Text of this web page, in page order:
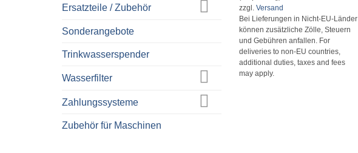
Ersatzteile / Zubehör
Sonderangebote
Trinkwasserspender
Wasserfilter
Zahlungssysteme
Zubehör für Maschinen
zzgl.Versand
Bei Lieferungen in Nicht-EU-Länder
können zusätzliche Zölle, Steuern
und Gebühren anfallen. For
deliveries to non-EU countries,
additional duties, taxes and fees
may apply.